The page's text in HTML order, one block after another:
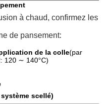
à chaud, confirmez les
de pansement:
de la colle(par
120 ∼ 140°C)
scellé)